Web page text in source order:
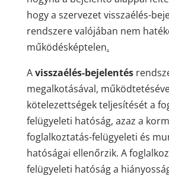
hogy a szervezet visszaélés-
rendszere valójában nem
működésképtelen.
Avisszaélés-bejelentés
megalkotásával,
kötelezettségek teljesítését a
felügyeleti hatóság, azaz a
foglalkoztatás-felügyeleti és
hatóságai ellenőrzik. A
felügyeleti hatóság a